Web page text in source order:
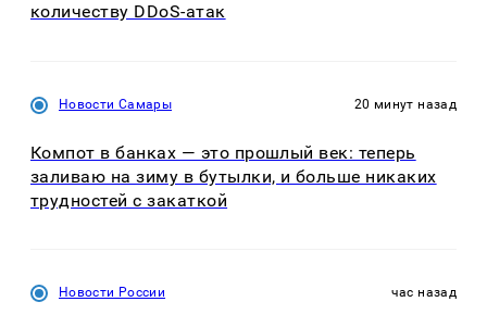
количеству DDoS-атак
Новости Самары 20 минут назад
Компот в банках — это прошлый век: теперь
заливаю на зиму в бутылки, и больше никаких
трудностей с закаткой
Новости России час назад